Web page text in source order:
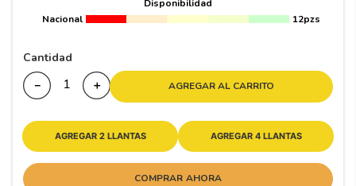
Disponibilidad
Nacional
12pzs
Cantidad
＋
－ AGREGAR AL CARRITO
AGREGAR 2 LLANTAS AGREGAR 4 LLANTAS
COMPRAR AHORA